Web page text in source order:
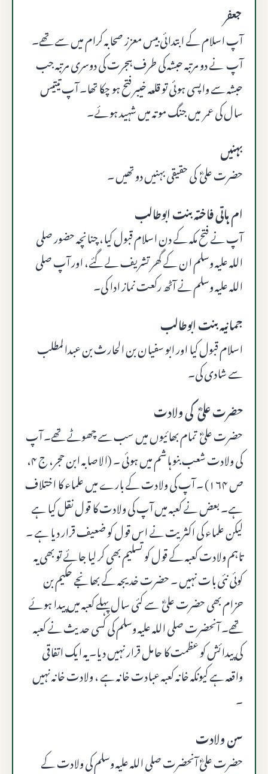
جعفر
آپ اسلام کے ابتدائی بیس معزز صحابہ کرام میں سے تھے۔
آپ نے دو مرتبہ حبشہ کی طرف ہجرت کی دوسری مرتبہ جب
حبشہ سے واپسی ہوئی تو قلعہ خیبر فتح ہو چکا تھا۔ آپ تیتیس
سال کی عمر میں جنگ موتہ میں شہید ہوئے۔
بہنیں
حضرت علیؓ کی حقیقی بہنیں دو تھیں ۔
ام ہاتی فاختہ بنت ابوطالب
آپ نے فتح مکہ کے دن اسلام قبول کیا، چنانچہ حضور صلى
الله عليه وسلم ان کے گھر تشریف لے گئے، اور آپ صلى
الله عليه وسلم نے آٹھ رکعت نماز ادا کی۔
جمانیہ بنت ابوطالب
اسلام قبول کیا اور ابو سفیان بن الحارث بن عبدالمطلب
سے شادی کی۔
حضرت علیؓ کی ولادت
حضرت علیؓ تمام بھائیوں میں سب سے چھوٹے تھے۔ آپ
کی ولادت شعب بنو ہاشم میں ہوئی ۔ (الاصابہ ابن حجر، ج ۴،
ص ۱۶۴) ۔ آپ کی ولادت کے بارے میں علماء کا اختلاف
ہے۔ بعض نے کعبہ میں آپ کی ولادت کا قول نقل کیا ہے
لیکن علماء کی اکثریت نے اس قول کو ضعیف قرار دیا ہے ۔
تاہم ولادت کعبہ کے قول کو تسلیم بھی کر لیا جائے تو بھی یہ
کوئی نئی بات نہیں ۔ حضرت خدیجہ کے بھانجے حکیم بن
حزام بھی حضرت علیؓ سے کئی سال پہلے کعبہ میں پیدا ہوئے
تھے۔ آنحضرت صلى الله عليه وسلم کی کسی حدیث نے کعبہ
کی پیدائش کو عظمت کا حامل قرار نہیں دیا۔ یہ ایک اتفاقی
واقعہ ہے کیونکہ خانہ کعبہ عبادت خانہ ہے ، ولادت خانہ نہیں
۔
سن ولادت
حضرت علیؓ آنحضرت صلى الله عليه وسلم کی ولادت کے